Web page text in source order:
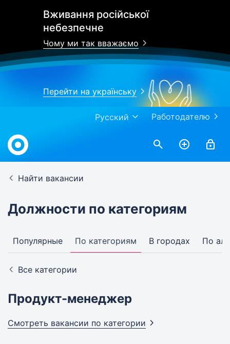
Вживання російської
небезпечне
Чому ми так вважаємо
Перейти на українську
Работодателю
Русский
Найти вакансии
Должности по категориям
Популярные По категориям В городах По
Все категории
Продукт-менеджер
Смотреть вакансии по категории